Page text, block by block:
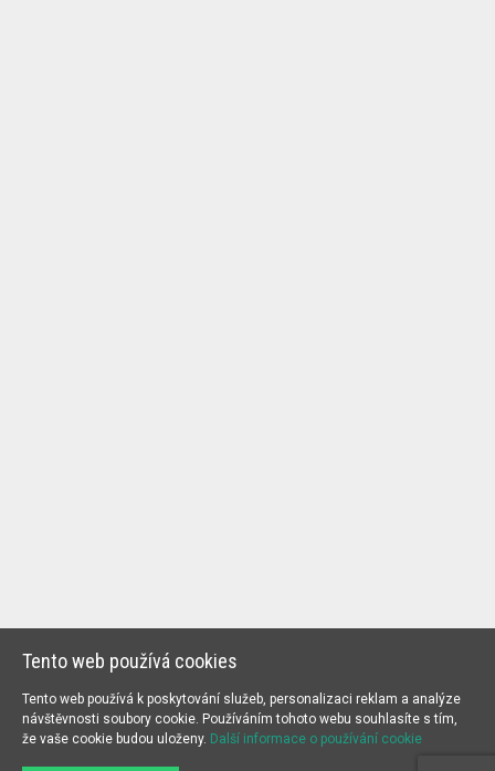
Tento web používá cookies
Tento web používá k poskytování služeb, personalizaci reklam a analýze
návštěvnosti soubory cookie. Používáním tohoto webu souhlasíte s tím,
že vaše cookie budou uloženy. Další informace o používání cookie